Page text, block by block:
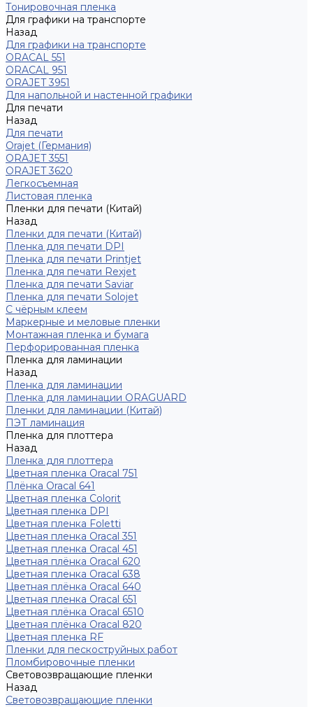
Тонировочная пленка
Для графики на транспорте
Назад
Для графики на транспорте
ORACAL 551
ORACAL 951
ORAJET 3951
Для напольной и настенной графики
Для печати
Назад
Для печати
Orajet (Германия)
ORAJET 3551
ORAJET 3620
Легкосъемная
Листовая пленка
Пленки для печати (Китай)
Назад
Пленки для печати (Китай)
Пленка для печати DPI
Пленка для печати Printjet
Пленка для печати Rexjet
Пленка для печати Saviar
Пленка для печати Solojet
С чёрным клеем
Маркерные и меловые пленки
Монтажная пленка и бумага
Перфорированная пленка
Пленка для ламинации
Назад
Пленка для ламинации
Пленка для ламинации ORAGUARD
Пленки для ламинации (Китай)
ПЭТ ламинация
Пленка для плоттера
Назад
Пленка для плоттера
Цветная пленка Oracal 751
Плёнка Oracal 641
Цветная пленка Colorit
Цветная пленка DPI
Цветная пленка Foletti
Цветная пленка Oracal 351
Цветная пленка Oracal 451
Цветная плёнка Oracal 620
Цветная пленка Oracal 638
Цветная плёнка Oracal 640
Цветная пленка Oracal 651
Цветная плёнка Oracal 6510
Цветная плёнка Oracal 820
Цветная пленка RF
Пленки для пескоструйных работ
Пломбировочные пленки
Световозвращающие пленки
Назад
Световозвращающие пленки